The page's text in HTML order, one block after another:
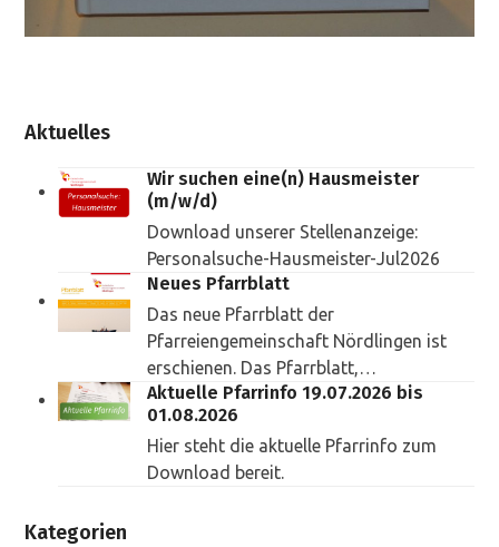
Aktuelles
Wir suchen eine(n) Hausmeister
(m/w/d)
Download unserer Stellenanzeige:
Personalsuche-Hausmeister-Jul2026
Neues Pfarrblatt
Das neue Pfarrblatt der
Pfarreiengemeinschaft Nördlingen ist
erschienen. Das Pfarrblatt,…
Aktuelle Pfarrinfo 19.07.2026 bis
01.08.2026
Hier steht die aktuelle Pfarrinfo zum
Download bereit.
Kategorien